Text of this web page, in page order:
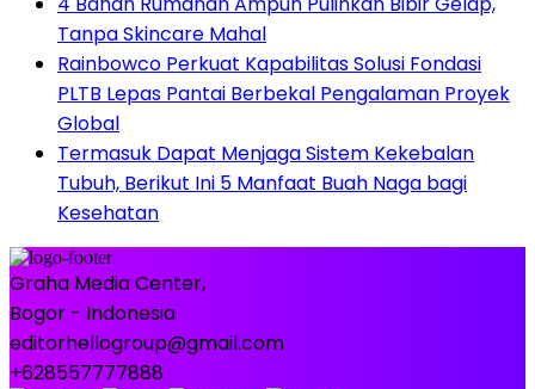
Tanpa Skincare Mahal
Rainbowco Perkuat Kapabilitas Solusi Fondasi
PLTB Lepas Pantai Berbekal Pengalaman Proyek
Global
Termasuk Dapat Menjaga Sistem Kekebalan
Tubuh, Berikut Ini 5 Manfaat Buah Naga bagi
Kesehatan
Graha Media Center,
Bogor - Indonesia
editorhellogroup@gmail.com
+628557777888